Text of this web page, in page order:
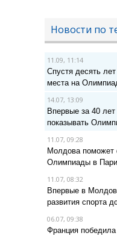
Новости по
11.09, 11:14
Спустя десять
места на
14.07, 13:09
Впервые за 40
показывать
11.07, 09:28
Молдова поможет
Олимпиады в
11.07, 08:32
Впервые в
развития спорта
06.07, 09:38
Франция